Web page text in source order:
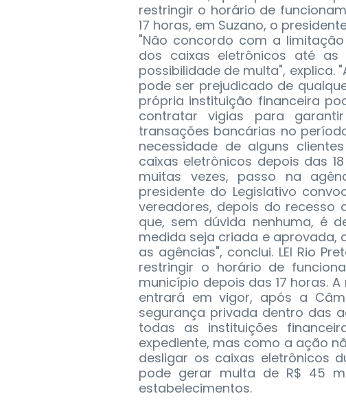
restringir o horário de
17 horas, em Suzano, o
"Não concordo com a
dos caixas eletrônicos até
possibilidade de multa", explica.
pode ser prejudicado de
própria instituição financeira
contratar vigias para
transações bancárias no
necessidade de alguns
caixas eletrônicos depois das
muitas vezes, passo na
presidente do Legislativo
vereadores, depois do recesso
que, sem dúvida nenhuma, é
medida seja criada e aprovada,
as agências", conclui. LEI Rio
restringir o horário de
município depois das 17 horas.
entrará em vigor, após a
segurança privada dentro das
todas as instituições
expediente, mas como a ação
desligar os caixas eletrônicos
pode gerar multa de R$ 45
estabelecimentos.